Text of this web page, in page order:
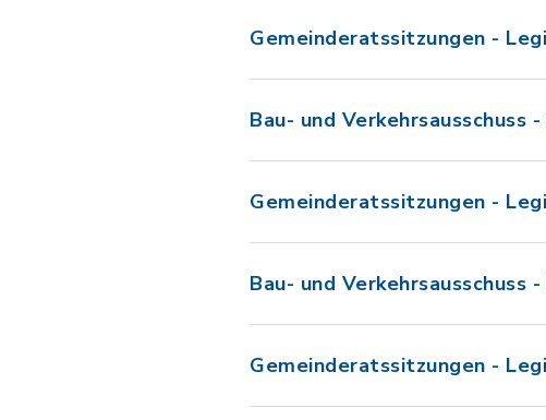
Gemeinderatssitzungen -
Bau- und
Gemeinderatssitzungen -
Bau- und
Gemeinderatssitzungen -